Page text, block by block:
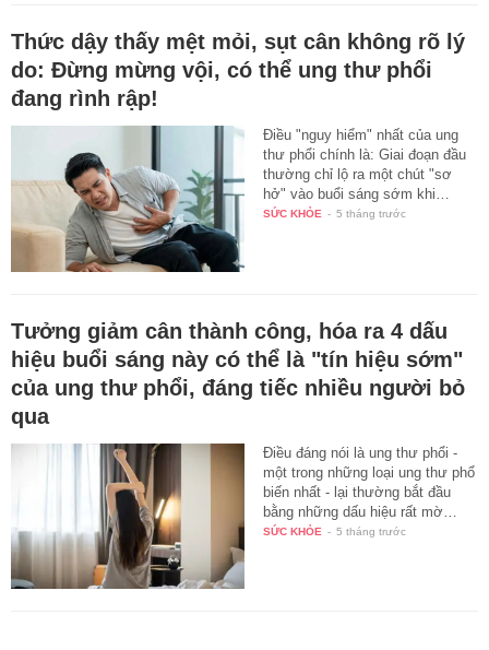
Thức dậy thấy mệt mỏi, sụt cân không rõ lý
do: Đừng mừng vội, có thể ung thư phổi
đang rình rập!
Điều "nguy hiểm" nhất của ung
thư phổi chính là: Giai đoạn đầu
thường chỉ lộ ra một chút "sơ
hở" vào buổi sáng sớm khi…
SỨC KHỎE - 5 tháng trước
Tưởng giảm cân thành công, hóa ra 4 dấu
hiệu buổi sáng này có thể là "tín hiệu sớm"
của ung thư phổi, đáng tiếc nhiều người bỏ
qua
Điều đáng nói là ung thư phổi -
một trong những loại ung thư phổ
biến nhất - lại thường bắt đầu
bằng những dấu hiệu rất mờ…
SỨC KHỎE - 5 tháng trước